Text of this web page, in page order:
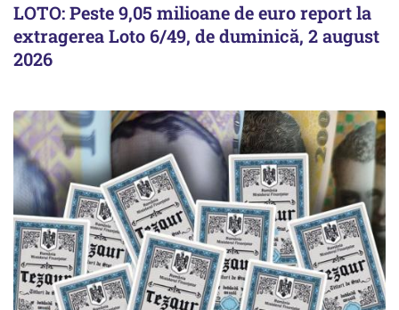
LOTO: Peste 9,05 milioane de euro report la
extragerea Loto 6/49, de duminică, 2 august
2026